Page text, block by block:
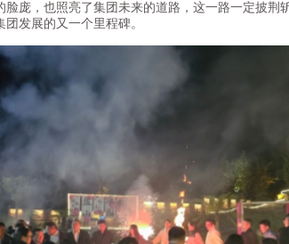
庞，也照亮了集团未来的道路，这一路一定披荆
发展的又一个里程碑。